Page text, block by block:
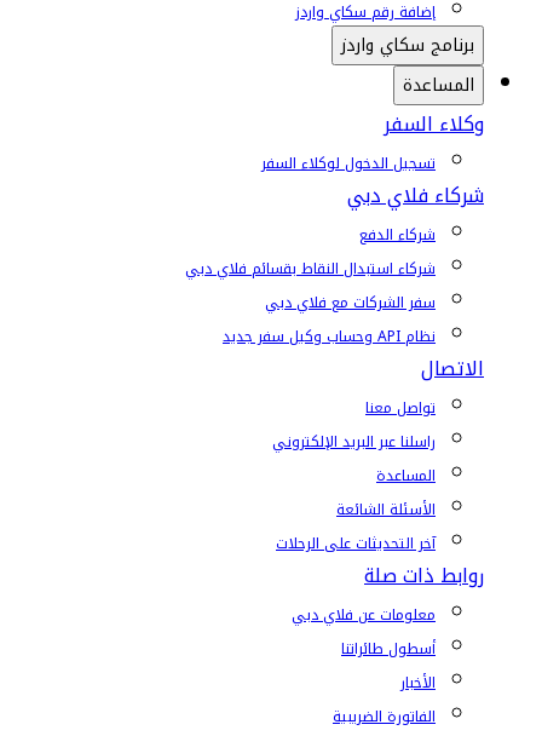
إضافة رقم سكاي واردز
برنامج سكاي واردز
المساعدة
وكلاء السفر
تسجيل الدخول لوكلاء السفر
شركاء فلاي دبي
شركاء الدفع
شركاء استبدال النقاط بقسائم فلاي دبي
سفر الشركات مع فلاي دبي
نظام API وحساب وكيل سفر جديد
الاتصال
تواصل معنا
راسلنا عبر البريد الإلكتروني
المساعدة
الأسئلة الشائعة
آخر التحديثات على الرحلات
روابط ذات صلة
معلومات عن فلاي دبي
أسطول طائراتنا
الأخبار
الفاتورة الضريبية